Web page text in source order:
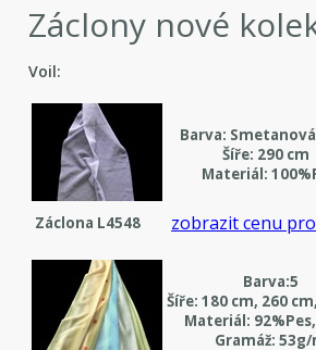
Záclony nové
Voil:
Barva:
Šíře: 290 cm
Materiál:
Záclona L4548 zobrazit cenu
Barva:5
Šíře: 180 cm, 260
Materiál:
Gramáž: 53g/